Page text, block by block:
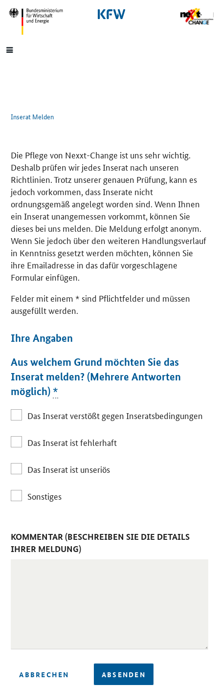
SrOnlyNavigation
Hauptmenü
Inserat Melden
Die Pflege von Nexxt-Change ist uns sehr wichtig.
Deshalb prüfen wir jedes Inserat nach unseren
Richtlinien. Trotz unserer genauen Prüfung, kann es
jedoch vorkommen, dass Inserate nicht
ordnungsgemäß angelegt worden sind. Wenn Ihnen
ein Inserat unangemessen vorkommt, können Sie
dieses bei uns melden. Die Meldung erfolgt anonym.
Wenn Sie jedoch über den weiteren Handlungsverlauf
in Kenntniss gesetzt werden möchten, können Sie
ihre Emailadresse in das dafür vorgeschlagene
Formular einfügen.
Felder mit einem * sind Pflichtfelder und müssen
ausgefüllt werden.
Ihre Angaben
Aus welchem Grund möchten Sie das
Inserat melden? (Mehrere Antworten
möglich) *
Das Inserat verstößt gegen Inseratsbedingungen
Das Inserat ist fehlerhaft
Das Inserat ist unseriös
Sonstiges
KOMMENTAR (BESCHREIBEN SIE DIE DETAILS
IHRER MELDUNG)
ABBRECHEN ABSENDEN